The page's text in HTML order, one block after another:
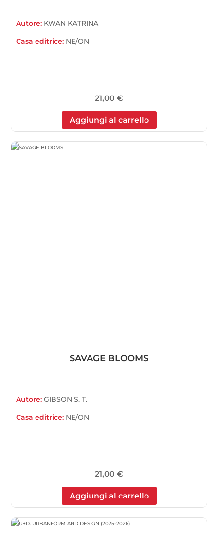
Autore: KWAN KATRINA
Casa editrice: NE/ON
21,00 €
Aggiungi al carrello
SAVAGE BLOOMS
Autore:GIBSON S. T.
Casa editrice: NE/ON
21,00 €
Aggiungi al carrello